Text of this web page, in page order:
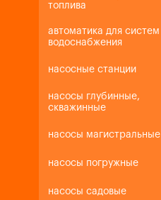
топлива
автоматика для систем
водоснабжения
насосные станции
насосы глубинные,
скважинные
насосы магистральные
насосы погружные
насосы садовые